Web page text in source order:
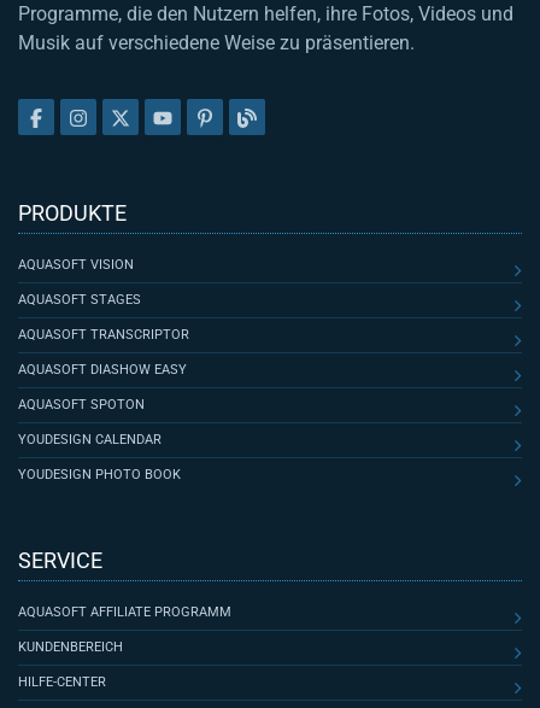
Programme, die den Nutzern helfen, ihre Fotos, Videos und
Musik auf verschiedene Weise zu präsentieren.
PRODUKTE
AQUASOFT VISION
AQUASOFT STAGES
AQUASOFT TRANSCRIPTOR
AQUASOFT DIASHOW EASY
AQUASOFT SPOTON
YOUDESIGN CALENDAR
YOUDESIGN PHOTO BOOK
SERVICE
AQUASOFT AFFILIATE PROGRAMM
KUNDENBEREICH
HILFE-CENTER